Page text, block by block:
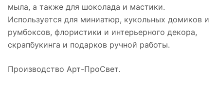
мыла, а также для шоколада и мастики.
Используется для миниатюр, кукольных домиков и
румбоксов, флористики и интерьерного декора,
скрапбукинга и подарков ручной работы.
Производство Арт-ПроСвет.